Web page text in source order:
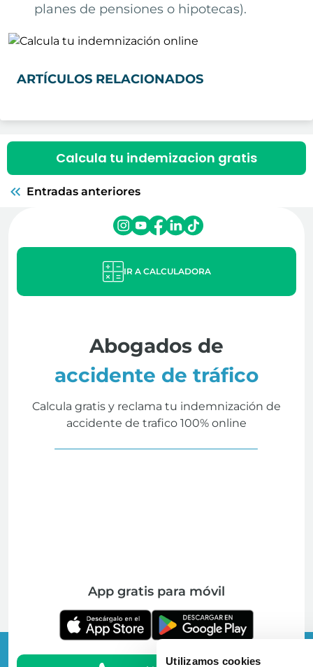
Utilizamos cookies
planes de pensiones o hipotecas).
ARTÍCULOS RELACIONADOS
Calcula tu indemizacion gratis
Entradas anteriores
IR A CALCULADORA
Abogados de
accidente de tráfico
Calcula gratis y reclama tu indemnización de
accidente de trafico 100% online
App gratis para móvil